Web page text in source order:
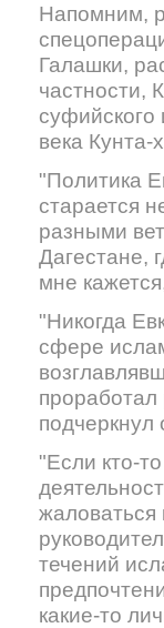
Напомним,
Галашки,
частности,
века
"Политика
старается
разными
Дагестане,
мне
"Никогда
сфере
проработал
подчеркнул
"Если кто-
жаловаться
течений
какие-то